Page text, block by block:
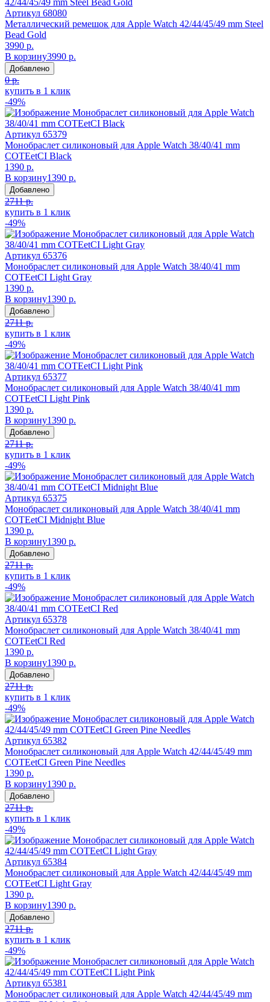
Артикул 68080
Металлический ремешок для Apple Watch 42/44/45/49 mm Steel
Bead Gold
3990 р.
В корзину3990 р.
Добавлено
0 р.
купить в 1 клик
-49%
Артикул 65379
Монобраслет силиконовый для Apple Watch 38/40/41 mm
COTEetCI Black
1390 р.
В корзину1390 р.
Добавлено
2711 р.
купить в 1 клик
-49%
Артикул 65376
Монобраслет силиконовый для Apple Watch 38/40/41 mm
COTEetCI Light Gray
1390 р.
В корзину1390 р.
Добавлено
2711 р.
купить в 1 клик
-49%
Артикул 65377
Монобраслет силиконовый для Apple Watch 38/40/41 mm
COTEetCI Light Pink
1390 р.
В корзину1390 р.
Добавлено
2711 р.
купить в 1 клик
-49%
Артикул 65375
Монобраслет силиконовый для Apple Watch 38/40/41 mm
COTEetCI Midnight Blue
1390 р.
В корзину1390 р.
Добавлено
2711 р.
купить в 1 клик
-49%
Артикул 65378
Монобраслет силиконовый для Apple Watch 38/40/41 mm
COTEetCI Red
1390 р.
В корзину1390 р.
Добавлено
2711 р.
купить в 1 клик
-49%
Артикул 65382
Монобраслет силиконовый для Apple Watch 42/44/45/49 mm
COTEetCI Green Pine Needles
1390 р.
В корзину1390 р.
Добавлено
2711 р.
купить в 1 клик
-49%
Артикул 65384
Монобраслет силиконовый для Apple Watch 42/44/45/49 mm
COTEetCI Light Gray
1390 р.
В корзину1390 р.
Добавлено
2711 р.
купить в 1 клик
-49%
Артикул 65381
Монобраслет силиконовый для Apple Watch 42/44/45/49 mm